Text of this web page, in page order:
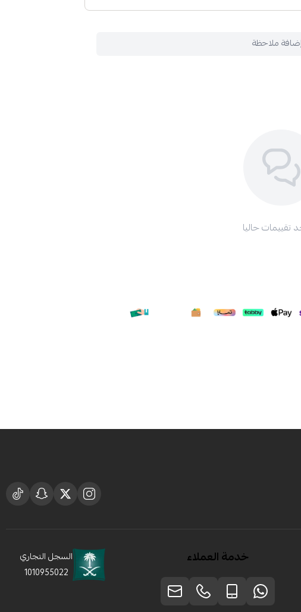
ملاحظة
تقييمات حاليا
خدمة العملاء
السجل التجاري
1010955022